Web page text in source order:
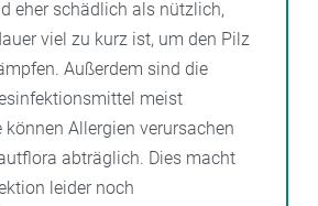
eher schädlich als nützlich,
viel zu kurz ist, um den Pilz
Außerdem sind die
meist
können Allergien verursachen
abträglich. Dies macht
leider noch